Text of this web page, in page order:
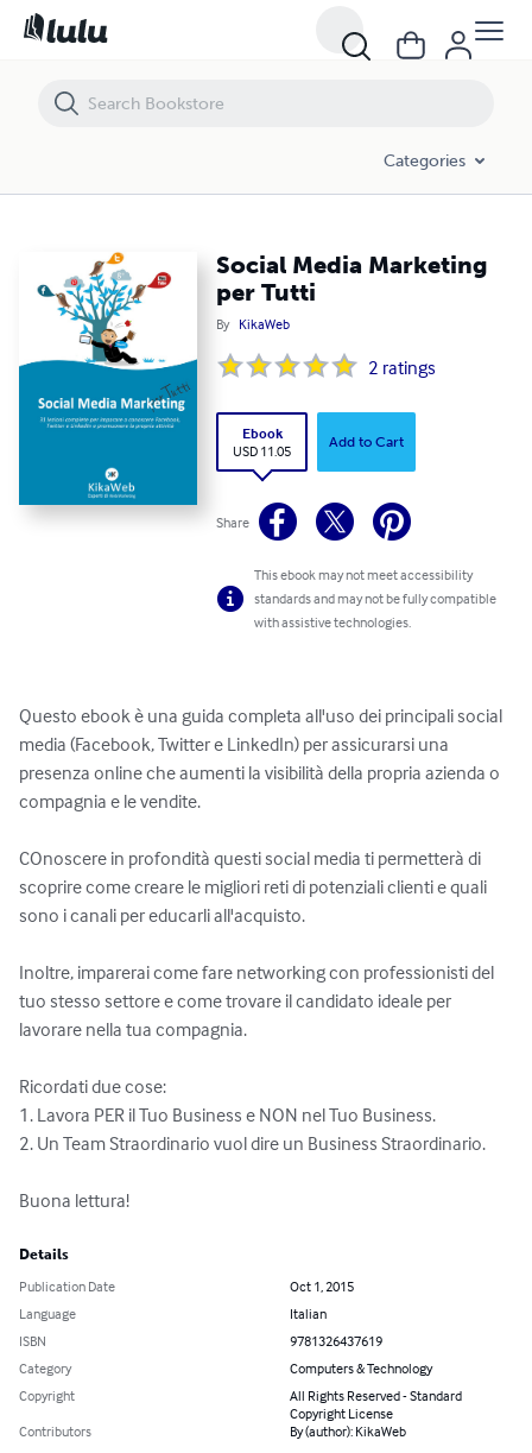
Categories
Social Media Marketing
per Tutti
By KikaWeb
2 ratings
Ebook
USD 11.05
Add to Cart
Share
This ebook may not meet accessibility
standards and may not be fully compatible
with assistive technologies.
Questo ebook è una guida completa all'uso dei principali social
media (Facebook, Twitter e LinkedIn) per assicurarsi una
presenza online che aumenti la visibilità della propria azienda o
compagnia e le vendite.
COnoscere in profondità questi social media ti permetterà di
scoprire come creare le migliori reti di potenziali clienti e quali
sono i canali per educarli all'acquisto.
Inoltre, imparerai come fare networking con professionisti del
tuo stesso settore e come trovare il candidato ideale per
lavorare nella tua compagnia.
Ricordati due cose:
1. Lavora PER il Tuo Business e NON nel Tuo Business.
2. Un Team Straordinario vuol dire un Business Straordinario.
Buona lettura!
Details
Publication Date
Oct 1, 2015
Language
Italian
ISBN
9781326437619
Category
Computers & Technology
Copyright
All Rights Reserved - Standard
Copyright License
Contributors
By (author): KikaWeb
Social Media Marketing per Tutti